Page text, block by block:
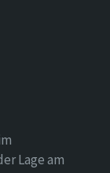
Lage am